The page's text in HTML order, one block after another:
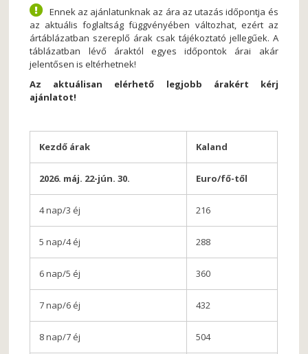
Ennek az ajánlatunknak az ára az utazás időpontja és
az aktuális foglaltság függvényében változhat, ezért az
ártáblázatban szereplő árak csak tájékoztató jellegűek. A
táblázatban lévő áraktól egyes időpontok árai akár
jelentősen is eltérhetnek!
Az aktuálisan elérhető legjobb árakért kérj
ajánlatot!
Kezdő árak Kaland
2026. máj. 22-jún. 30. Euro/fő-től
4 nap/3 éj 216
5 nap/4 éj 288
6 nap/5 éj 360
7 nap/6 éj 432
8 nap/7 éj 504